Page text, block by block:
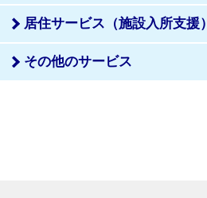
居住サービス （施設入所支援）
その他のサービス